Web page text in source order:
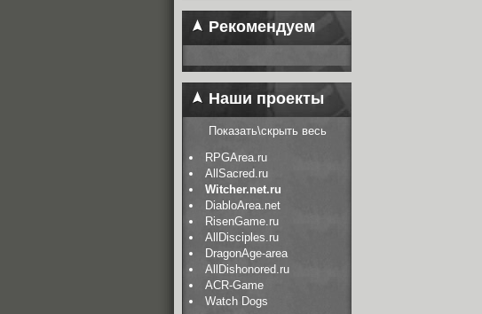
Рекомендуем
Наши проекты
Показать\скрыть весь
RPGArea.ru
AllSacred.ru
Witcher.net.ru
DiabloArea.net
RisenGame.ru
AllDisciples.ru
DragonAge-area
AllDishonored.ru
ACR-Game
Watch Dogs